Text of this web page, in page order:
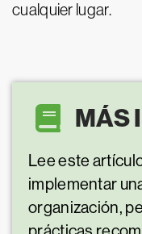
cualquier lugar.
MÁS
Lee este
implementar
organización,